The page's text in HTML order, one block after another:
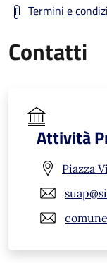
Termini e
Contatti
Attività
Piazza